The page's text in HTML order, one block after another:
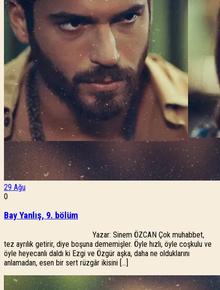
29 Ağu
0
Bay Yanlış, 9. bölüm
Yazar: Sinem ÖZCAN Çok muhabbet,
tez ayrılık getirir, diye boşuna dememişler. Öyle hızlı, öyle coşkulu ve
öyle heyecanlı daldı ki Ezgi ve Özgür aşka, daha ne olduklarını
anlamadan, esen bir sert rüzgâr ikisini […]